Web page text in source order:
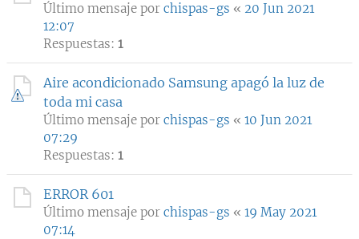
Último mensaje por chispas-gs « 20 Jun 2021
12:07
Respuestas: 1
Aire acondicionado Samsung apagó la luz de
toda mi casa
Último mensaje por chispas-gs « 10 Jun 2021
07:29
Respuestas: 1
ERROR 601
Último mensaje por chispas-gs « 19 May 2021
07:14